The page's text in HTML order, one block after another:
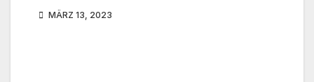
MÄRZ 13, 2023